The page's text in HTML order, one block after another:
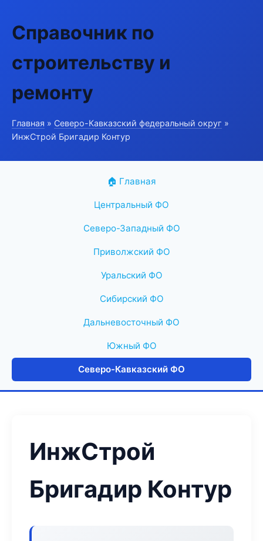
Справочник по
строительству и
ремонту
Главная » Северо-Кавказский федеральный округ »
ИнжСтрой Бригадир Контур
🏠 Главная
Центральный ФО
Северо-Западный ФО
Приволжский ФО
Уральский ФО
Сибирский ФО
Дальневосточный ФО
Южный ФО
Северо-Кавказский ФО
ИнжСтрой
Бригадир Контур